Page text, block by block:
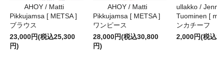
AHOY / Matti
Pikkujamsa [ METSA ]
ブラウス
23,000円(税込25,300
円)
AHOY / Matti
Pikkujamsa [ METSA ]
ワンピース
28,000円(税込30,800
円)
ullakko /
Tuominen [
ンカチーフ
2,000円(税